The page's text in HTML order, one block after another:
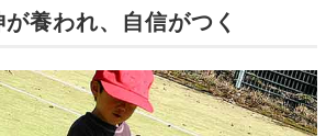
養われ、自信がつく